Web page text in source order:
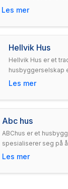
Les mer
Hellvik Hus
Hellvik Hus er et
husbyggerselskap
Les mer
Abc hus
ABChus er et
spesialiserer seg på
Les mer